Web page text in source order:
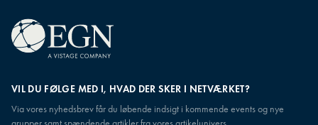
VIL DU FØLGE MED I, HVAD DER SKER I NETVÆRKET?
Via vores nyhedsbrev får du løbende indsigt i kommende events og nye